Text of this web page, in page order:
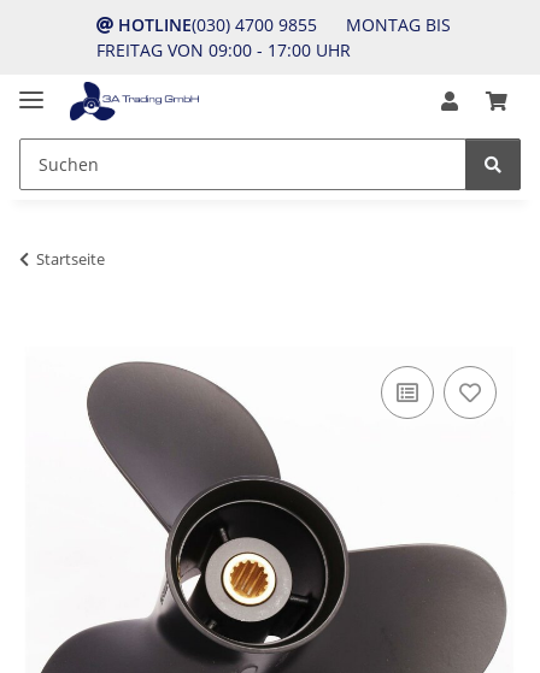
HOTLINE(030) 4700 9855 MONTAG BIS
FREITAG VON 09:00 - 17:00 UHR
Startseite